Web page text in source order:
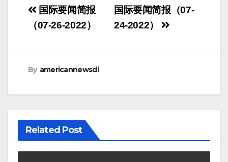
Post
navigation
国际要闻简报（07-
24-2022）
国际要闻简报
（07-26-2022）
By americannewsdi
Related Post